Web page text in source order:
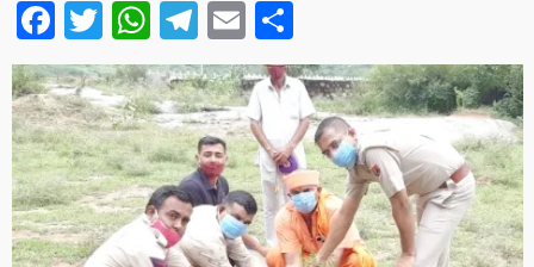
Facebook
Twitter
WhatsApp
Telegram
Email